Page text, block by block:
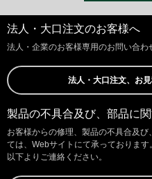
法人・大口注文のお客様へ
法人・企業のお客様専用のお問い合わ
法人・大口注文、お
製品の不具合及び、部品に
お客様からの修理、製品の不具合及
ては、Webサイトにて承っております。
以下よりご連絡ください。